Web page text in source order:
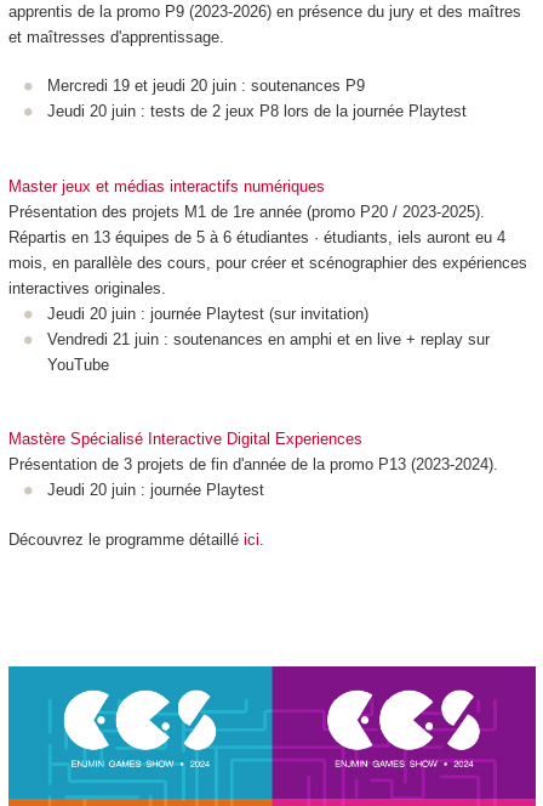
apprentis de la promo P9 (2023-2026) en présence du jury et des maîtres
et maîtresses d'apprentissage.
Mercredi 19 et jeudi 20 juin : soutenances P9
Jeudi 20 juin : tests de 2 jeux P8 lors de la journée Playtest
Master jeux et médias interactifs numériques
Présentation des projets M1 de 1re année (promo P20 / 2023-2025).
Répartis en 13 équipes de 5 à 6 étudiantes · étudiants, iels auront eu 4
mois, en parallèle des cours, pour créer et scénographier des expériences
interactives originales.
Jeudi 20 juin : journée Playtest (sur invitation)
Vendredi 21 juin : soutenances en amphi et en live + replay sur
YouTube
Mastère Spécialisé Interactive Digital Experiences
Présentation de 3 projets de fin d'année de la promo P13 (2023-2024).
Jeudi 20 juin : journée Playtest
Découvrez le programme détaillé ici